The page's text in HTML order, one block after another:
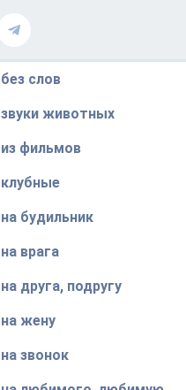
без слов
звуки животных
из фильмов
клубные
на будильник
на врага
на друга, подругу
на жену
на звонок